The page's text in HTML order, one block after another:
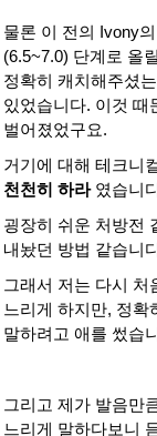
물론 이 전의 Ivony
(6.5~7.0) 단계로 올
정확히 캐치해주셨
있었습니다. 이것 때
벌어졌었구요.
거기에 대해 테크니
천천히 하라 였습니
굉장히 쉬운 처방전
내놨던 방법 같습니
그래서 저는 다시 처
느리게 하지만, 정확
말하려고 애를 썼습
그리고 제가 발음만
느리게 말하다보니